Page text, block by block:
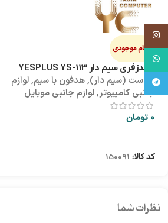
اتمام موجودی
هندزفری سیم دار YESPLUS YS-113
هدست (سیم دار),هدفون با سیم,لوازم
جانبی کامپیوتر,لوازم جانبی موبایل
0 تومان
کد کالا: 150091
نظرات شما
اینستاگرام
واتساپ
تلگرام